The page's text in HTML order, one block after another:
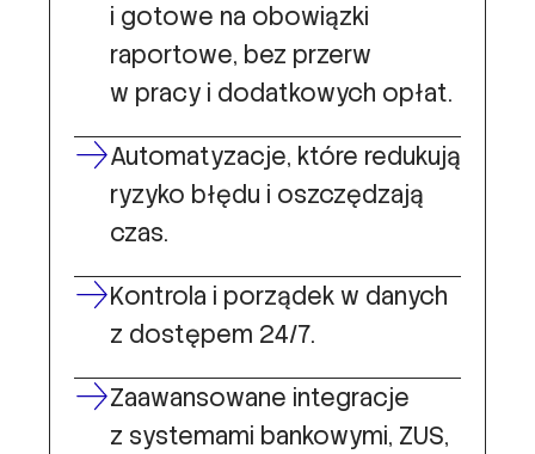
i gotowe na obowiązki
raportowe, bez przerw
w pracy i dodatkowych opłat.
Automatyzacje, które redukują
ryzyko błędu i oszczędzają
czas.
Kontrola i porządek w danych
z dostępem 24/7.
Zaawansowane integracje
z systemami bankowymi, ZUS,